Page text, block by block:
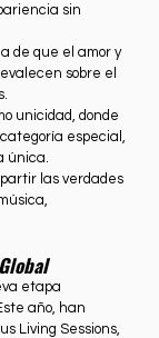
sin
de que el amor y
sobre el
unicidad, donde
especial,
única.
las verdades
etapa
año, han
Living Sessions,